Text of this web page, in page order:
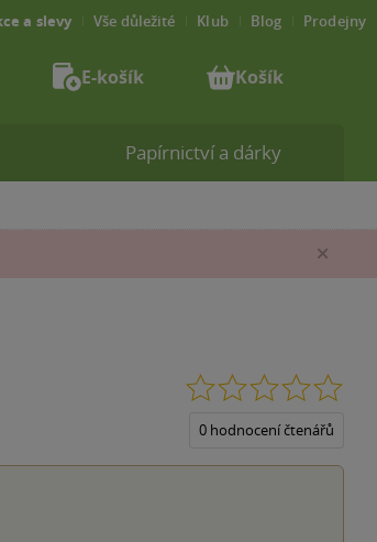
0 hodnocení čtenářů
Papírnictví a dárky
a slevy Vše důležité Klub Blog Prodejny
E-košík Košík